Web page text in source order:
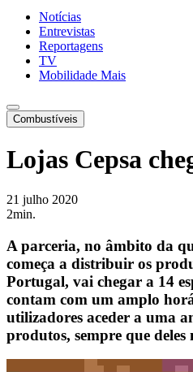
Notícias
Entrevistas
Reportagens
TV
Mobilidade Mais
Combustíveis
Lojas Cepsa
21 julho 2020
2min.
A parceria, no âmbito da
começa a distribuir os
Portugal, vai chegar a 14
contam com um amplo
utilizadores aceder a uma
produtos, sempre que deles